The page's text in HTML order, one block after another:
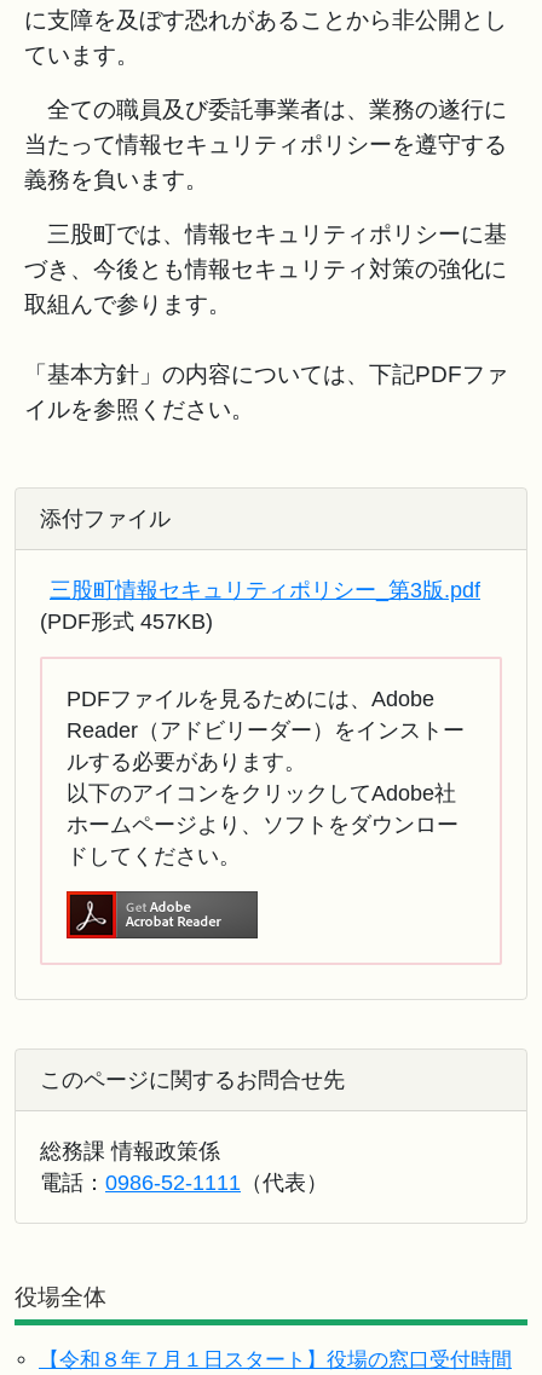
に支障を及ぼす恐れがあることから非公開とし
ています。
全ての職員及び委託事業者は、業務の遂行に
当たって情報セキュリティポリシーを遵守する
義務を負います。
三股町では、情報セキュリティポリシーに基
づき、今後とも情報セキュリティ対策の強化に
取組んで参ります。
「基本方針」の内容については、下記PDFファ
イルを参照ください。
添付ファイル
三股町情報セキュリティポリシー_第3版.pdf
(PDF形式 457KB)
PDFファイルを見るためには、Adobe
Reader（アドビリーダー）をインストー
ルする必要があります。
以下のアイコンをクリックしてAdobe社
ホームページより、ソフトをダウンロー
ドしてください。
このページに関するお問合せ先
総務課 情報政策係
電話： 0986-52-1111 （代表）
役場全体
【令和８年７月１日スタート】役場の窓口受付時間